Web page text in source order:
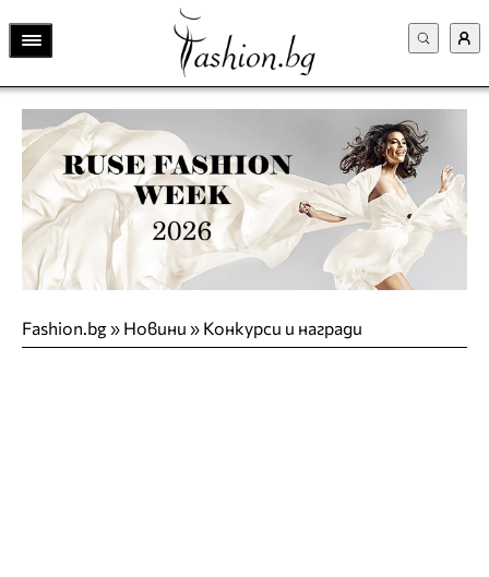
Fashion.bg» Новини » Конкурси и награди